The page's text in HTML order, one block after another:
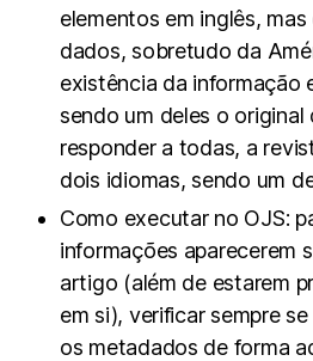
elementos em inglês,
dados, sobretudo da
existência da informação
sendo um deles o original
responder a todas, a
dois idiomas, sendo um
Como executar no OJS:
informações aparecerem
artigo (além de estarem
em si), verificar sempre
os metadados de forma